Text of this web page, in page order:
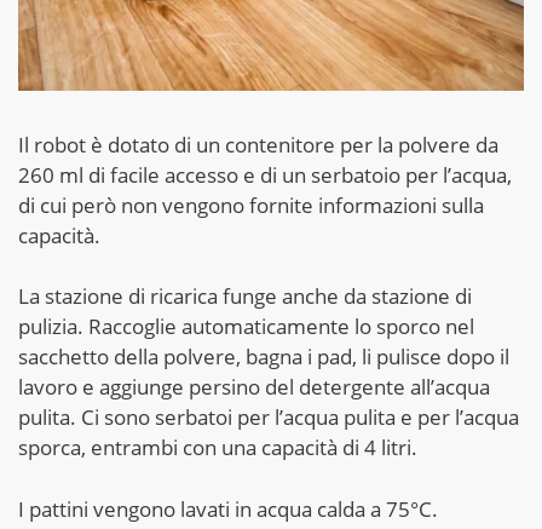
Il robot è dotato di un contenitore per la polvere da
260 ml di facile accesso e di un serbatoio per l’acqua,
di cui però non vengono fornite informazioni sulla
capacità.
La stazione di ricarica funge anche da stazione di
pulizia. Raccoglie automaticamente lo sporco nel
sacchetto della polvere, bagna i pad, li pulisce dopo il
lavoro e aggiunge persino del detergente all’acqua
pulita. Ci sono serbatoi per l’acqua pulita e per l’acqua
sporca, entrambi con una capacità di 4 litri.
I pattini vengono lavati in acqua calda a 75°C.